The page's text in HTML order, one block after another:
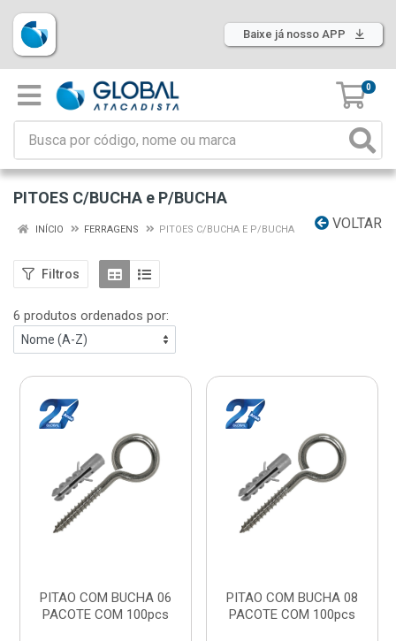
Baixe já nosso APP
0
PITOES C/BUCHA e P/BUCHA
VOLTAR
INÍCIO FERRAGENS PITOES C/BUCHA E P/BUCHA
Filtros
6 produtos ordenados por:
PITAO COM BUCHA 06
PACOTE COM 100pcs
PITAO COM BUCHA 08
PACOTE COM 100pcs